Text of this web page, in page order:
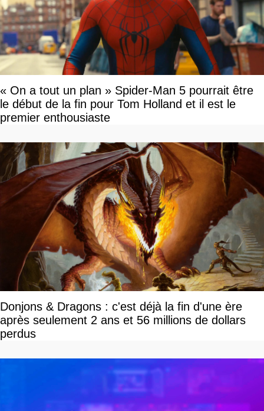
« On a tout un plan » Spider-Man 5 pourrait être
le début de la fin pour Tom Holland et il est le
premier enthousiaste
Donjons & Dragons : c'est déjà la fin d'une ère
après seulement 2 ans et 56 millions de dollars
perdus